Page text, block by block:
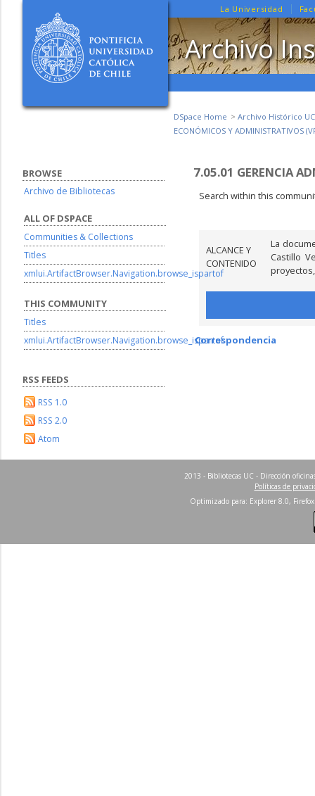
La Universidad
Archivo
DSpace Home
Archivo Histórico UC
ECONÓMICOS Y ADMINISTRATIVOS
7.05.01 GERENCIA
Search within this
ALCANCE Y
CONTENIDO
La
Castillo
Correspondencia
BROWSE
Archivo de Bibliotecas
ALL OF DSPACE
Communities & Collections
Titles
xmlui.ArtifactBrowser.Navigation.browse_ispartof
THIS COMMUNITY
Titles
xmlui.ArtifactBrowser.Navigation.browse_ispartof
RSS FEEDS
RSS 1.0
RSS 2.0
Atom
2013 - Bibliotecas UC - Dirección
Políticas de
Optimizado para: Explorer 8.0,